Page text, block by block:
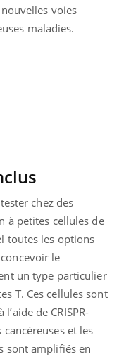
voies
maladies.
chez des
à petites cellules de
toutes les options
le
un type particulier
T. Ces cellules sont
de CRISPR-
et les
sont amplifiés en